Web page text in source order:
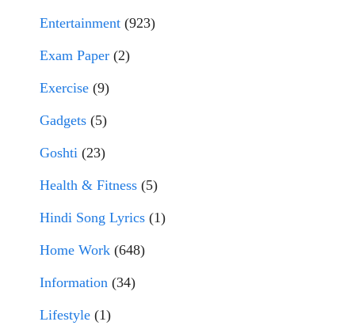
Entertainment (923)
Exam Paper (2)
Exercise (9)
Gadgets (5)
Goshti (23)
Health & Fitness (5)
Hindi Song Lyrics (1)
Home Work (648)
Information (34)
Lifestyle (1)